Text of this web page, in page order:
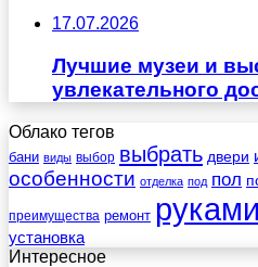
17.07.2026
Лучшие музеи и
увлекательного
Облако тегов
бани виды выбор выбрать двери
особенности отделка под пол
преимущества ремонт руками
установка
Интересное